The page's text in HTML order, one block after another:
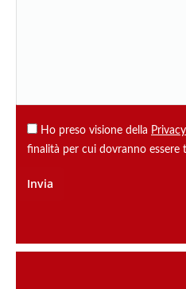
Ho preso visione della
finalità per cui dovranno